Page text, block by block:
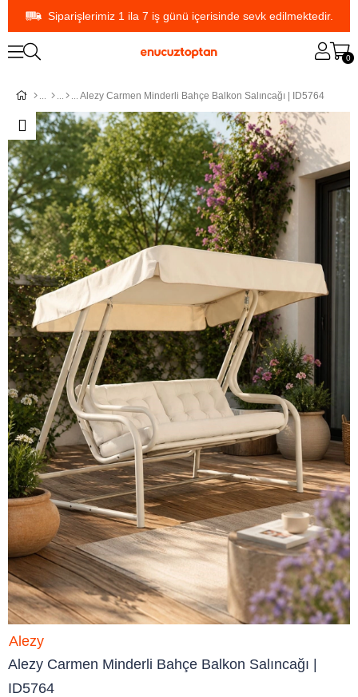
Siparişlerimiz 1 ila 7 iş günü içerisinde sevk edilmektedir.
0
Alezy Carmen Minderli Bahçe Balkon Salıncağı | ID5764
Alezy Carmen Minderli Bahçe Balkon Salıncağı |
ID5764
Alezy